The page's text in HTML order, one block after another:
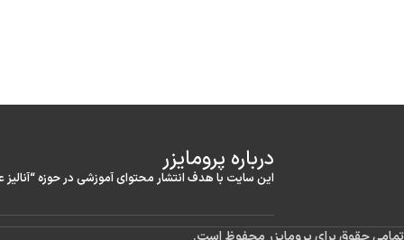
درباره‌ پرومایزر
این سایت با هدف انتشار محتوای آموزشی در حوزه